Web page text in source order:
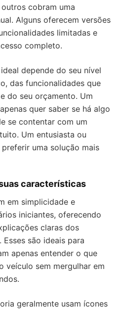
cobram uma
Alguns oferecem versões
limitadas e
completo.
depende do seu nível
das funcionalidades que
do seu orçamento. Um
quer saber se há algo
se contentar com um
Um entusiasta ou
uma solução mais
características
em simplicidade e
iniciantes, oferecendo
claras dos
são ideais para
apenas entender o que
veículo sem mergulhar em
geralmente usam ícones